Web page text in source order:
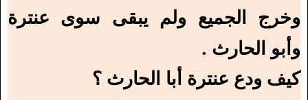
وخرج الجميع ولم يبقى سوى عنترة
وأبو الحارث .
كيف ودع عنترة أبا الحارث ؟